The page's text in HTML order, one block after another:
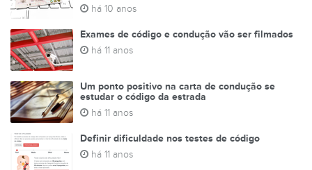
há 10 anos
Exames de código e condução vão ser filmados
há 11 anos
Um ponto positivo na carta de condução se
estudar o código da estrada
há 11 anos
Definir dificuldade nos testes de código
há 11 anos